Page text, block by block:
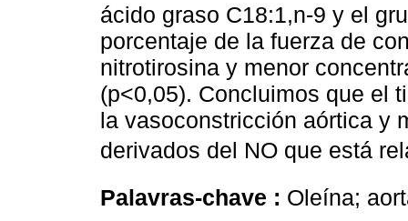
ácido graso C18:1,n-9 y el
porcentaje de la fuerza de
nitrotirosina y menor
(p<0,05). Concluimos que el
la vasoconstricción aórtica y
derivados del NO que está
Palavras-chave : Oleína;